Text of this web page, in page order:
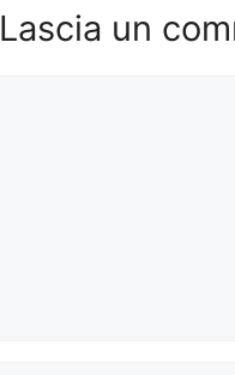
Lascia un